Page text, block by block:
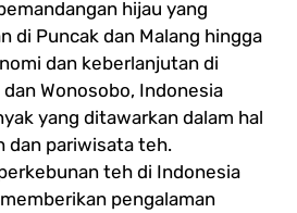
hijau yang
di Puncak dan Malang hingga
dan keberlanjutan di
Wonosobo, Indonesia
yang ditawarkan dalam hal
dan pariwisata teh.
teh di Indonesia
pengalaman